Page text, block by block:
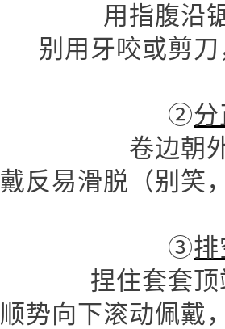
用指腹沿
别用牙咬或剪
②
卷边朝
戴反易滑脱（别笑
③
捏住套套
顺势向下滚动佩戴